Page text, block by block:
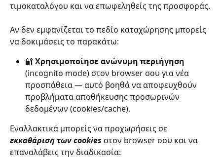
τιμοκαταλόγου και να επωφεληθείς της προσφοράς.
Αν δεν εμφανίζεται το πεδίο καταχώρησης μπορείς
να δοκιμάσεις το παρακάτω:
🔐 Χρησιμοποίησε ανώνυμη περιήγηση
(incognito mode) στον browser σου για νέα
προσπάθεια — αυτό βοηθά να αποφευχθούν
προβλήματα αποθήκευσης προσωρινών
δεδομένων (cookies/cache).
Εναλλακτικά μπορείς να προχωρήσεις σε
εκκαθάριση των cookies στον browser σου και να
επαναλάβεις την διαδικασία: